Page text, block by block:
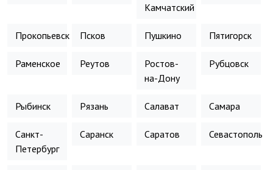
Камчатский
Прокопьевск Псков Пушкино Пятигорск
Раменское Реутов
Ростов-
на-Дону
Рубцовск
Рыбинск Рязань Салават Самара
Санкт-
Петербург
Саранск Саратов Севастополь